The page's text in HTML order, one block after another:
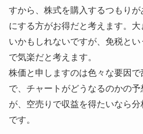
すから、株式を購入するつもり
にする方がお得だと考えます。大
いかもしれないですが、免税と
で気楽だと考えます。
株価と申しますのは色々な要因
で、チャートがどうなるのかの
が、空売りで収益を得たいなら
です。